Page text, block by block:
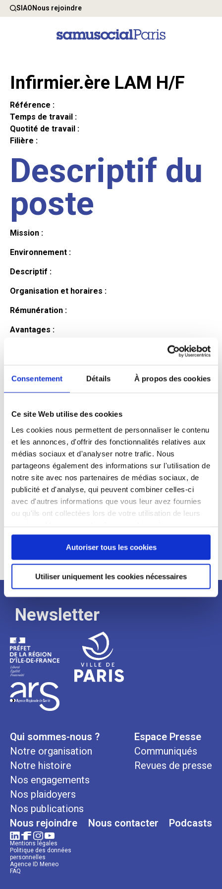
Consentement Détails À propos des cookies
Ce site Web utilise des cookies
Les cookies nous permettent de personnaliser le contenu
et les annonces, d'offrir des fonctionnalités relatives aux
médias sociaux et d'analyser notre trafic. Nous
partageons également des informations sur l'utilisation de
notre site avec nos partenaires de médias sociaux, de
publicité et d'analyse, qui peuvent combiner celles-ci
avec d'autres informations que vous leur avez fournies
ou qu'ils ont collectées lors de votre utilisation de leurs
continuez à utiliser notre site Web.
Autoriser tous les cookies
Utiliser uniquement les cookies nécessaires
SIAONous rejoindre
Infirmier.ère LAM H/F
Référence :
Temps de travail :
Quotité de travail :
Filière :
Descriptif du
poste
Mission :
Environnement :
Descriptif :
Organisation et horaires :
Rémunération :
Avantages :
candidat
Profil recherché :
Expérience :
Processus
de
recrutement
Newsletter
Qui sommes-nous ?
Notre organisation
Notre histoire
Nos engagements
Nos plaidoyers
Nos publications
Espace Presse
Communiqués
Revues de presse
Nous rejoindre Nous contacter Podcasts
Mentions légales
Politique des données
personnelles
Agence ID Meneo
FAQ